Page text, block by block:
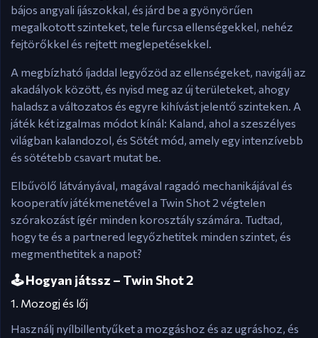
bájos angyali íjászokkal, és járd be a gyönyörűen
megalkotott szinteket, tele furcsa ellenségekkel, nehéz
fejtörőkkel és rejtett meglepetésekkel.
A megbízható íjaddal legyőzöd az ellenségeket, navigálj az
akadályok között, és nyisd meg az új területeket, ahogy
haladsz a változatos és egyre kihívást jelentő szinteken. A
játék két izgalmas módot kínál: Kaland, ahol a szeszélyes
világban kalandozol, és Sötét mód, amely egy intenzívebb
és sötétebb csavart mutat be.
Elbűvölő látványával, magával ragadó mechanikájával és
kooperatív játékmenetével a Twin Shot 2 végtelen
szórakozást ígér minden korosztály számára. Tudtad,
hogy te és a partnered legyőzhetitek minden szintet, és
megmenthetitek a napot?
🕹️ Hogyan játssz – Twin Shot 2
1. Mozogj és lőj
Használj nyílbillentyűket a mozgáshoz és az ugráshoz, és